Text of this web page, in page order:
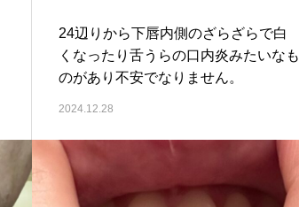
24辺りから下唇内側のざらざらで白
くなったり舌うらの口内炎みたいなも
のがあり不安でなりません。
2024.12.28